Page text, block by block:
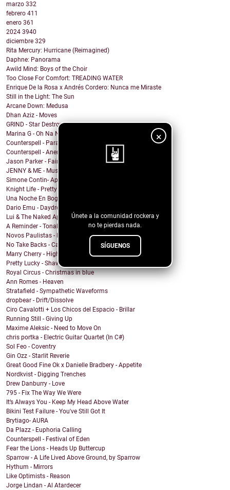
×
Únete a la comunidad rockera y
no te pierdas nada.
SÍGUENOS
marzo 332
febrero 411
enero 361
2024 3940
diciembre 329
Rita Mercury: Hurricane (Reimagined)
Daphne: Panorama
Awild Mind: Boys of the Choir
Too Close For Comfort: TREADING WATER
Enrique De la Rosa x Andrés Cordero: Nunca me Miraste
Still in the Light: The Sun
Arcane Down: Medusa
Dhan Aziz - Moves
GRIND - Star Destroyer
Marina G - Oh Na Na
Counterspell - Parallel on the End of the World
Counterspell - Anemone
Jason Parker - Fairy Bread
JENNY & ME - Music
Simone Contin- Apnea
Knight Life - Pretty Mother Fucker
Una Noche En Bogota - Despedida
Dario Emu - Daydream
Lui & The Naked Aphids - Lindsey Sue (Will You Mar...
A Reminder - Tonal Wakeup
Novos Paulistas - Num Piscar de Olhos
No Take Backs - Caught Up
Marry Cherry - High All Night
Pretty Lucky - Shave Or Sheep
Royal Circus - Christmas in blue
Ann Romes - Heaven
Stratafield - Sympathetic Waveforms
dropbear - Drift/Dissolve
Ciro Cavalotti + Los Chicos del Espacio - Brillar
Running Still - Giving Up
Maxime Aleksic - Need to Move On
chris portka - Electric Guitar Quartet (In C#)
Sol Feo - Coventry
Gin Ozz - Starlit Reverie
Great Good Fine Ok x Danielle Bradbery - Appetite
Nordkvist - Digging Trenches
Drew Danburry - Love
795 - Fix The Way We Were
It’s Always You - Keep My Head Above Water
Bikini Test Failure - You've Still Got It
Brytiago- AURA
Da Plazz - Euphoria Calling
Counterspell - Festival of Eden
Fear the Lions - Heads Up Buttercup
Sparrow - A Life Lived Above Ground, by Sparrow
Hythum - Mirrors
Like Optimists - Reason
Jorge Lindan - Al Atardecer